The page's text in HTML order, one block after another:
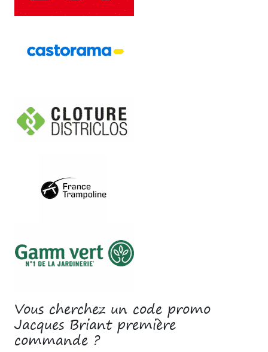
Vous cherchez un code promo
Jacques Briant première
commande ?